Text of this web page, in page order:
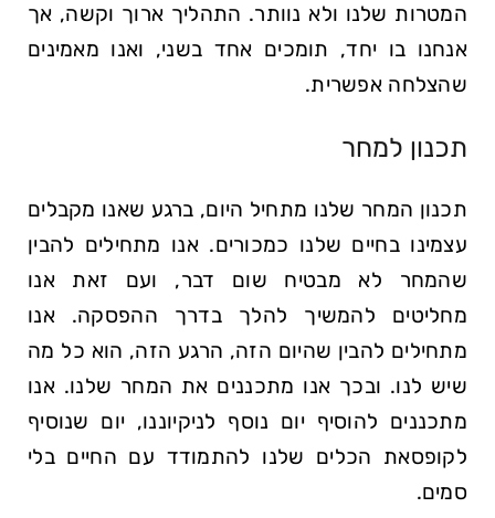
המטרות שלנו ולא נוותר. התהליך ארוך וקשה, אך
אנחנו בו יחד, תומכים אחד בשני, ואנו מאמינים
שהצלחה אפשרית.
תכנון למחר
תכנון המחר שלנו מתחיל היום, ברגע שאנו מקבלים
עצמינו בחיים שלנו כמכורים. אנו מתחילים להבין
שהמחר לא מבטיח שום דבר, ועם זאת אנו
מחליטים להמשיך להלך בדרך ההפסקה. אנו
מתחילים להבין שהיום הזה, הרגע הזה, הוא כל מה
שיש לנו. ובכך אנו מתכננים את המחר שלנו. אנו
מתכננים להוסיף יום נוסף לניקיוננו, יום שנוסיף
לקופסאת הכלים שלנו להתמודד עם החיים בלי
סמים.